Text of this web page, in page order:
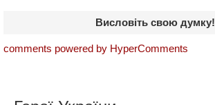
Висловіть свою думку!
comments powered by HyperComments